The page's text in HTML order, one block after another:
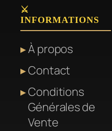
⚔️
INFORMATIONS
À propos
Contact
Conditions
Générales de
Vente